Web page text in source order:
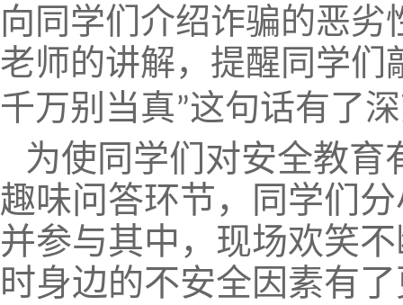
向同学们介绍诈骗的恶
老师的讲解，提醒同学们
千万别当真”这句话有了
为使同学们对安全教育
趣味问答环节，同学们
并参与其中，现场欢笑
时身边的不安全因素有